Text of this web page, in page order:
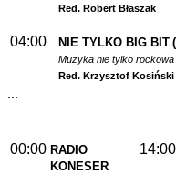
Red. Robert Błaszak
04:00 NIE TYLKO BIG BIT
Muzyka nie tylko rockowa
Red. Krzysztof Kosiński
...
00:00 RADIO
KONESER
14:00